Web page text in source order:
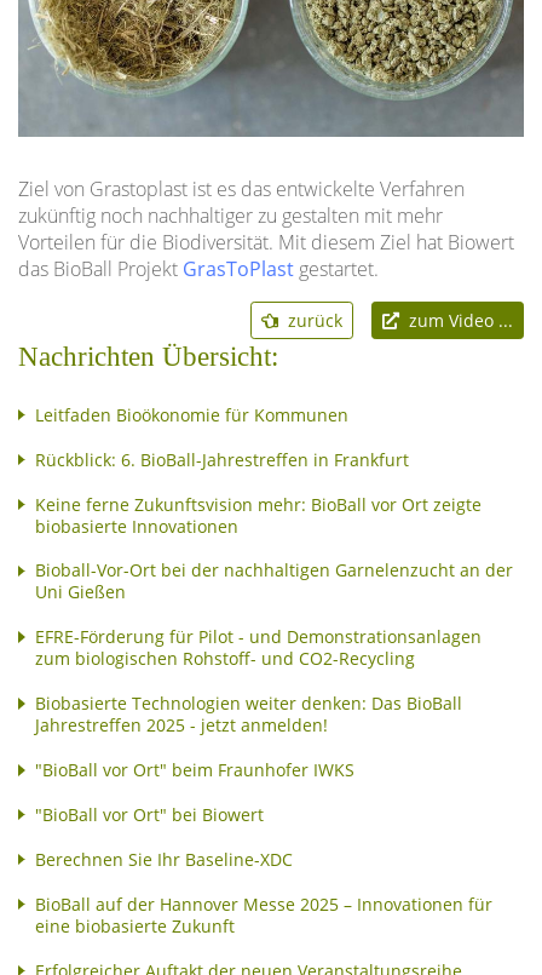
Ziel von Grastoplast ist es das entwickelte Verfahren
zukünftig noch nachhaltiger zu gestalten mit mehr
Vorteilen für die Biodiversität. Mit diesem Ziel hat Biowert
das BioBall Projekt GrasToPlast gestartet.
zurück zum Video ...
Nachrichten Übersicht:
Leitfaden Bioökonomie für Kommunen
Rückblick: 6. BioBall-Jahrestreffen in Frankfurt
Keine ferne Zukunftsvision mehr: BioBall vor Ort zeigte
biobasierte Innovationen
Bioball-Vor-Ort bei der nachhaltigen Garnelenzucht an der
Uni Gießen
EFRE-Förderung für Pilot - und Demonstrationsanlagen
zum biologischen Rohstoff- und CO2-Recycling
Biobasierte Technologien weiter denken: Das BioBall
Jahrestreffen 2025 - jetzt anmelden!
"BioBall vor Ort" beim Fraunhofer IWKS
"BioBall vor Ort" bei Biowert
Berechnen Sie Ihr Baseline-XDC
BioBall auf der Hannover Messe 2025 – Innovationen für
eine biobasierte Zukunft